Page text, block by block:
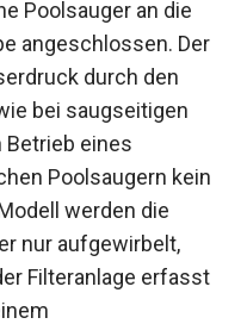
Poolsauger an die
angeschlossen. Der
durch den
bei saugseitigen
Betrieb eines
Poolsaugern kein
werden die
nur aufgewirbelt,
Filteranlage erfasst